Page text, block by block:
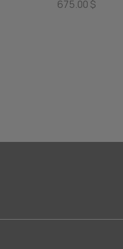
675.00 $